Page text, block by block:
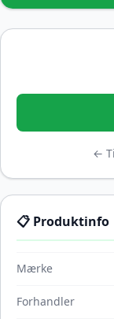
←
📋 Produktinfo
Mærke
Forhandler